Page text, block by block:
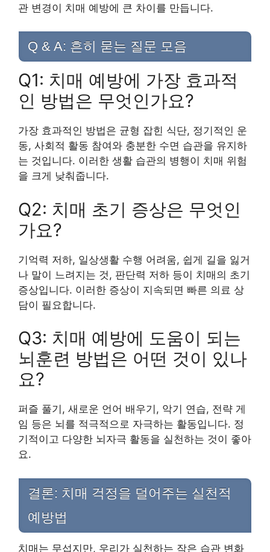
관 변경이 치매 예방에 큰 차이를 만듭니다.
Q & A: 흔히 묻는 질문 모음
Q1: 치매 예방에 가장 효과적
인 방법은 무엇인가요?
가장 효과적인 방법은 균형 잡힌 식단, 정기적인 운
동, 사회적 활동 참여와 충분한 수면 습관을 유지하
는 것입니다. 이러한 생활 습관의 병행이 치매 위험
을 크게 낮춰줍니다.
Q2: 치매 초기 증상은 무엇인
가요?
기억력 저하, 일상생활 수행 어려움, 쉽게 길을 잃거
나 말이 느려지는 것, 판단력 저하 등이 치매의 초기
증상입니다. 이러한 증상이 지속되면 빠른 의료 상
담이 필요합니다.
Q3: 치매 예방에 도움이 되는
뇌훈련 방법은 어떤 것이 있나
요?
퍼즐 풀기, 새로운 언어 배우기, 악기 연습, 전략 게
임 등은 뇌를 적극적으로 자극하는 활동입니다. 정
기적이고 다양한 뇌자극 활동을 실천하는 것이 좋아
요.
결론: 치매 걱정을 덜어주는 실천적
예방법
치매는 무섭지만, 우리가 실천하는 작은 습관 변화